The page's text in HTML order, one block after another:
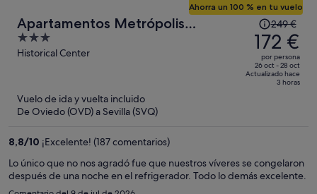
Apartamentos Metrópolis
Sevilla
3
out
Historical Center
Ahorra un 100 % en tu vuelo
El
precio
era
de
249 €,
persona
249 €
172 €
por persona
26 oct - 28 oct
Actualizado hace
3 horas
Vuelo de ida y vuelta incluido
De Oviedo (OVD) a Sevilla (SVQ)
8,8/10 ¡Excelente! (187 comentarios)
Lo único que no nos agradó fue que nuestros víveres se congelaron
después de una noche en el refrigerador. Todo lo demás excelente.